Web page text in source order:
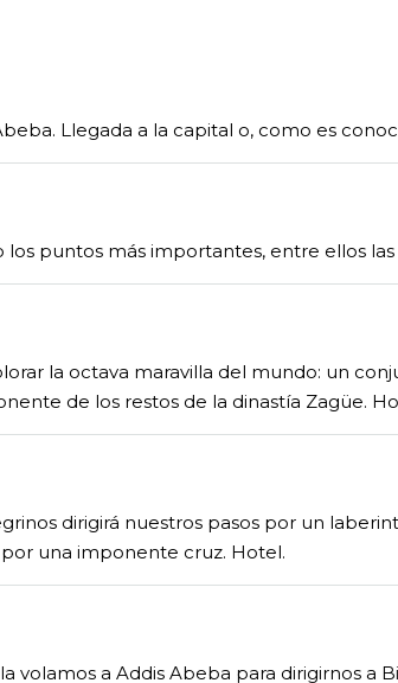
Llegada a la capital o, como es
puntos más importantes, entre ellos
la octava maravilla del mundo: un
de los restos de la dinastía Zagüe.
dirigirá nuestros pasos por un
una imponente cruz. Hotel.
volamos a Addis Abeba para dirigirnos